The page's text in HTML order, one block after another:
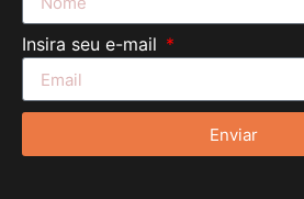
Insira seu e-mail
Enviar